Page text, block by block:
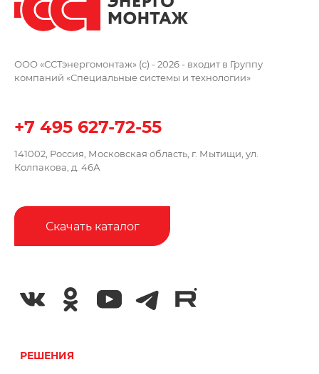
ООО «ССТэнергомонтаж» (c) - 2026 - входит в Группу
компаний «Специальные системы и технологии»
+7 495 627-72-55
141002, Россия, Московская область, г. Мытищи, ул.
Колпакова, д. 46А
Скачать каталог
РЕШЕНИЯ